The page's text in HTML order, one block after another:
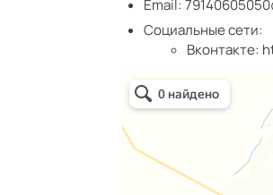
Email:
Социальные сети:
Вконтакте: